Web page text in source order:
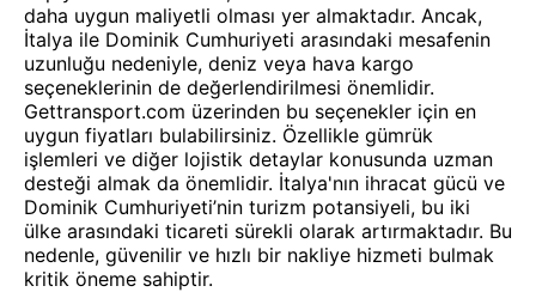
daha uygun maliyetli olması yer almaktadır. Ancak,
İtalya ile Dominik Cumhuriyeti arasındaki mesafenin
uzunluğu nedeniyle, deniz veya hava kargo
seçeneklerinin de değerlendirilmesi önemlidir.
Gettransport.com üzerinden bu seçenekler için en
uygun fiyatları bulabilirsiniz. Özellikle gümrük
işlemleri ve diğer lojistik detaylar konusunda uzman
desteği almak da önemlidir. İtalya'nın ihracat gücü ve
Dominik Cumhuriyeti’nin turizm potansiyeli, bu iki
ülke arasındaki ticareti sürekli olarak artırmaktadır. Bu
nedenle, güvenilir ve hızlı bir nakliye hizmeti bulmak
kritik öneme sahiptir.